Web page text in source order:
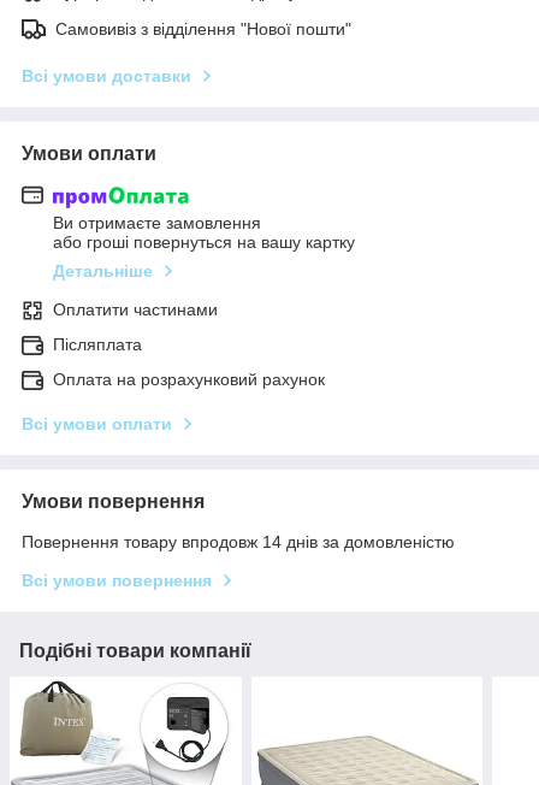
Самовивіз з відділення "Нової пошти"
Всі умови доставки
Умови оплати
Ви отримаєте замовлення
або гроші повернуться на вашу картку
Детальніше
Оплатити частинами
Післяплата
Оплата на розрахунковий рахунок
Всі умови оплати
Умови повернення
Повернення товару впродовж 14 днів за домовленістю
Всі умови повернення
Подібні товари компанії